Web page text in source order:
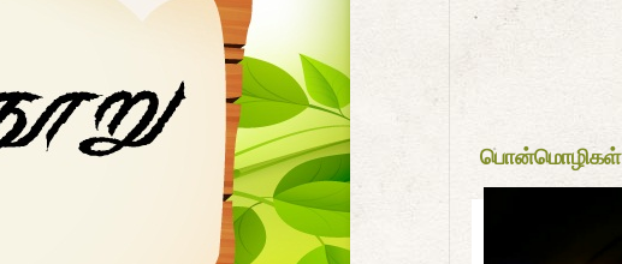
பொன்மொழிகள்